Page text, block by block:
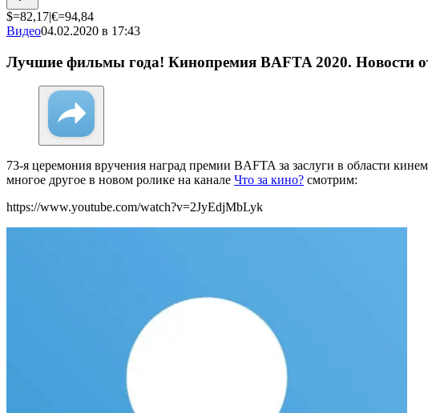
$=82,17|€=94,84
Видео04.02.2020 в 17:43
Лучшие фильмы года! Кинопремия BAFTA 2020. Новости
73-я церемония вручения наград премии BAFTA за заслуги в области
многое другое в новом ролике на канале Что за кино? смотрим:
https://www.youtube.com/watch?v=2JyEdjMbLyk